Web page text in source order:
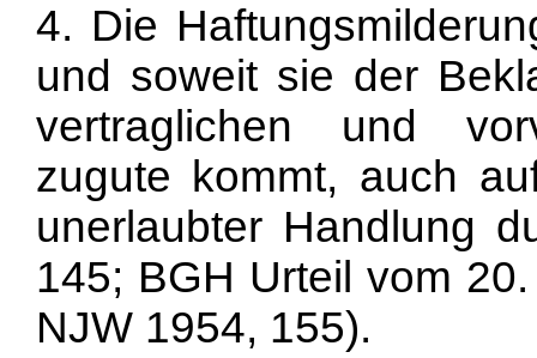
4. Die
und soweit sie der
vertraglichen und
zugute kommt, auch
unerlaubter Handlung
145; BGH Urteil vom
NJW 1954, 155).